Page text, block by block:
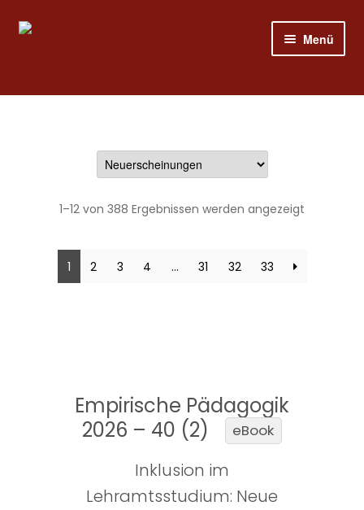
Zur
Zum
Menü
Shop
1–12 von 388 Ergebnissen werden angezeigt
1 2 3 4 … 31 32 33
Empirische Pädagogik
2026 – 40 (2)
eBook
Inklusion im
Lehramtsstudium: Neue